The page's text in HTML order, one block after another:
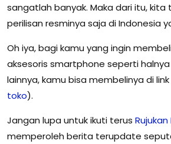
sangatlah banyak. Maka dari itu,
perilisan resminya saja di Indonesia
Oh iya, bagi kamu yang ingin
aksesoris smartphone seperti
lainnya, kamu bisa membelinya di
toko).
Jangan lupa untuk ikuti terus Rujukan
memperoleh berita terupdate